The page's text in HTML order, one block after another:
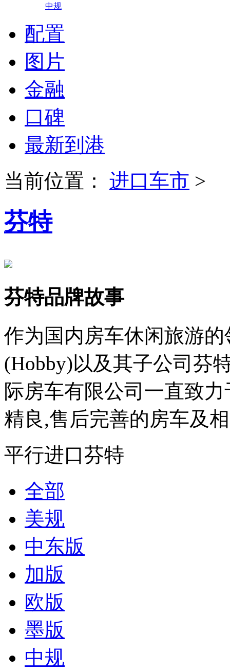
中规
配置
图片
金融
口碑
最新到港
当前位置：
进口车市 >
芬特
芬特品牌故事
作为国内房车休闲旅游
(Hobby)以及其子公司芬
际房车有限公司一直致
精良,售后完善的房车及
平行进口芬特
全部
美规
中东版
加版
欧版
墨版
中规